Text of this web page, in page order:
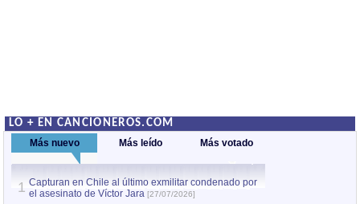
LO + EN CANCIONEROS.COM
Más nuevo Más leído Más votado
1 Capturan en Chile al último exmilitar condenado por
el asesinato de Víctor Jara [27/07/2026]